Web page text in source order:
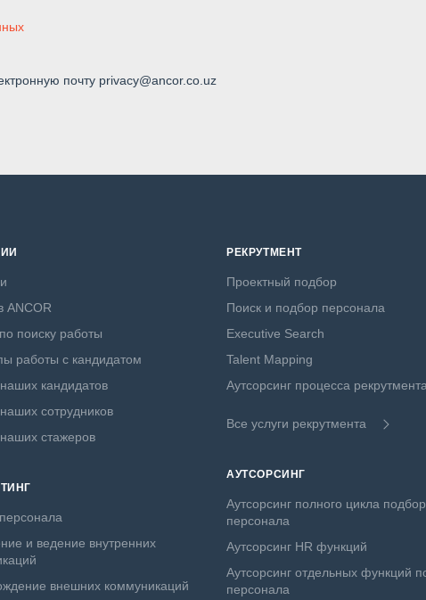
почту privacy@ancor.co.uz
ANCOR
поиску работы
работы с кандидатом
кандидатов
сотрудников
стажеров
и ведение внутренних
внешних коммуникаций
РЕКРУТМЕНТ
Проектный подбор
Поиск и подбор персонала
Executive Search
Talent Mapping
Аутсорсинг процесса рекрутмента
Все услуги рекрутмента
АУТСОРСИНГ
Аутсорсинг полного цикла
персонала
Аутсорсинг HR функций
Аутсорсинг отдельных функций
персонала